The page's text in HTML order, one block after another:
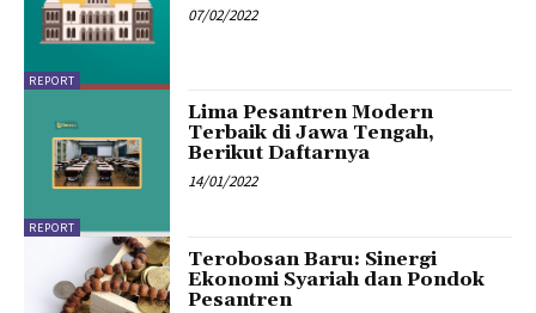
REPORT
07/02/2022
REPORT
Lima Pesantren Modern
Terbaik di Jawa Tengah,
Berikut Daftarnya
14/01/2022
Terobosan Baru: Sinergi
Ekonomi Syariah dan Pondok
Pesantren